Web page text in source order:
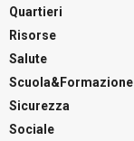
Quartieri
Risorse
Salute
Scuola&Formazione
Sicurezza
Sociale